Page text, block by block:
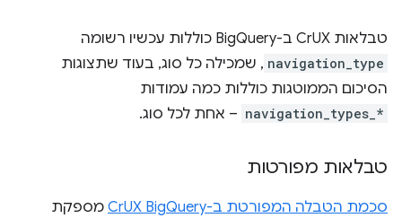
טבלאות CrUX ב-BigQuery כוללות עכשיו רשומה
navigation_type , שמכילה כל סוג, בעוד שתצוגות
הסיכום הממוטגות כוללות כמה עמודות
navigation_types_* – אחת לכל סוג.
טבלאות מפורטות
סכמת הטבלה המפורטת ב-CrUX BigQuery
מספקת